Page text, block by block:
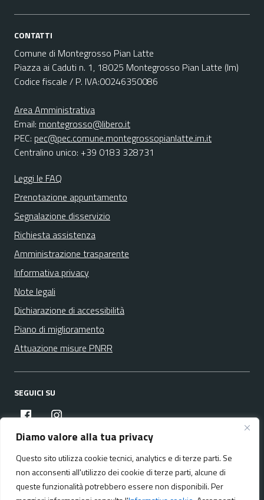
Diamo valore alla tua privacy
Questo sito utilizza cookie tecnici, analytics e di terze parti. Se
non acconsenti all'utilizzo dei cookie di terze parti, alcune di
queste funzionalità potrebbero essere non disponibili. Per
CONTATTI
Comune di Montegrosso Pian Latte
Piazza ai Caduti n. 1, 18025 Montegrosso Pian Latte (Im)
Codice fiscale / P. IVA:00246350086
Area Amministrativa
Email: montegrosso@libero.it
PEC: pec@pec.comune.montegrossopianlatte.im.it
Centralino unico: +39 0183 328731
Leggi le FAQ
Prenotazione appuntamento
Segnalazione disservizio
Richiesta assistenza
Amministrazione trasparente
Informativa privacy
Note legali
Dichiarazione di accessibilità
Piano di miglioramento
Attuazione misure PNRR
SEGUICI SU
facebookinstagram
Media policy Mappa del sito